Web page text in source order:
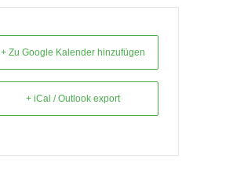
+ Zu Google Kalender hinzufügen
+ iCal / Outlook export